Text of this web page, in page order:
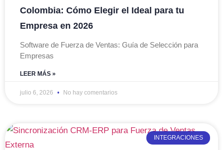
Colombia: Cómo Elegir el Ideal para tu
Empresa en 2026
Software de Fuerza de Ventas: Guía de Selección para
Empresas
LEER MÁS »
julio 6, 2026 No hay comentarios
INTEGRACIONES